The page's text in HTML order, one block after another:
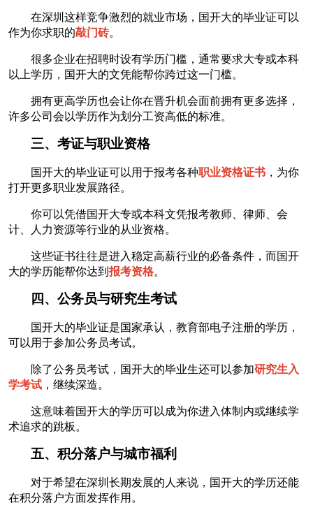
在深圳这样竞争激烈的就业市场，国开大的毕业证可以
作为你求职的敲门砖。
很多企业在招聘时设有学历门槛，通常要求大专或本科
以上学历，国开大的文凭能帮你跨过这一门槛。
拥有更高学历也会让你在晋升机会面前拥有更多选择，
许多公司会以学历作为划分工资高低的标准。
三、考证与职业资格
国开大的毕业证可以用于报考各种职业资格证书 ，为你
打开更多职业发展路径。
你可以凭借国开大专或本科文凭报考教师、律师、会
计、人力资源等行业的从业资格。
这些证书往往是进入稳定高薪行业的必备条件，而国开
大的学历能帮你达到报考资格。
四、公务员与研究生考试
国开大的毕业证是国家承认，教育部电子注册的学历，
可以用于参加公务员考试。
除了公务员考试，国开大的毕业生还可以参加研究生入
学考试 ，继续深造。
这意味着国开大的学历可以成为你进入体制内或继续学
术追求的跳板。
五、积分落户与城市福利
对于希望在深圳长期发展的人来说，国开大的学历还能
在积分落户方面发挥作用。